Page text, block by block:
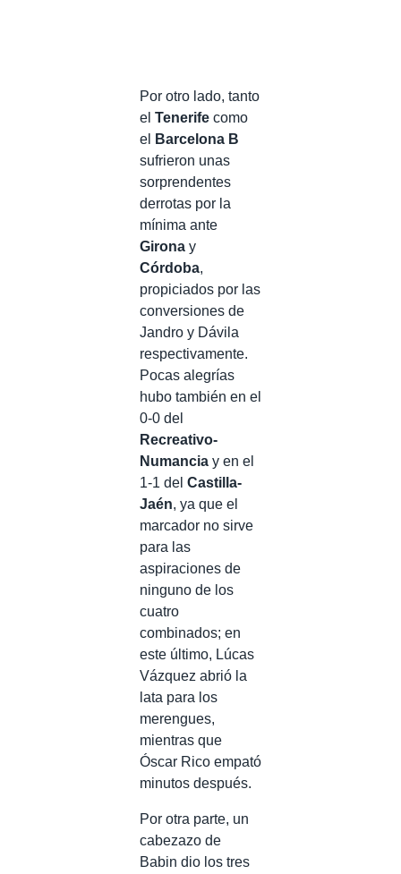
Por otro lado, tanto
el Tenerife como
el
Barcelona B
sufrieron unas
sorprendentes
derrotas por la
mínima ante
Girona y
Córdoba,
propiciados por las
conversiones de
Jandro y Dávila
respectivamente.
Pocas alegrías
hubo también en el
0-0 del
Recreativo-
Numancia y en el
1-1 del Castilla-
Jaén, ya que el
marcador no sirve
para las
aspiraciones de
ninguno de los
cuatro
combinados; en
este último, Lúcas
Vázquez abrió la
lata para los
merengues,
mientras que
Óscar Rico empató
minutos después.
Por otra parte, un
cabezazo de
Babin dio los tres